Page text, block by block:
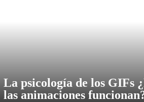
La psicología de los GIFs
las animaciones